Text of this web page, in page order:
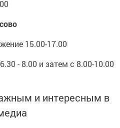
15.00-17.00
- 8.00 и затем с 8.00-10.00
и интересным в